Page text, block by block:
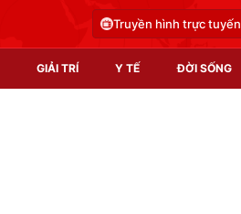
Truyền hình trực tuyến
GIẢI TRÍ Y TẾ ĐỜI SỐNG